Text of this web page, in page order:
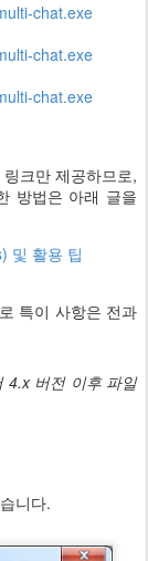
chat.exe
chat.exe
chat.exe
크만 제공하므로,
방법은 아래 글을
및 활용 팁
특이 사항은 전과
4.x 버전 이후 파일
니다.